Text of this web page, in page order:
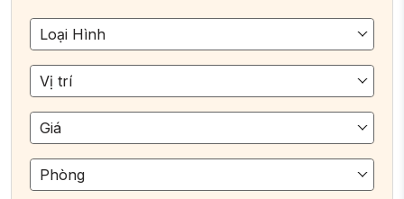
Loại Hình
Vị trí
Giá
Phòng